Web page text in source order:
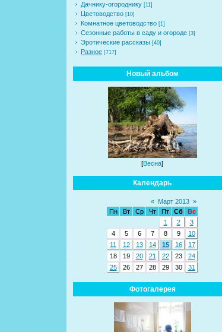
Дачнику-огороднику [11]
Цветоводство [10]
Комнатное цветоводство [1]
Сезонные работы в саду и огороде [3]
Эротические рассказы [40]
Разное [717]
Новый альбом
[Весна]
Календарь
« Март 2013 »
Пн
Вт Ср Чт Пт Сб
Вс
1
2
3
4
5 6 7 8 9
10
11
12 13 14 15 16
17
18
19 20 21 22 23
24
25
26 27 28 29 30 31
Фотогалерея